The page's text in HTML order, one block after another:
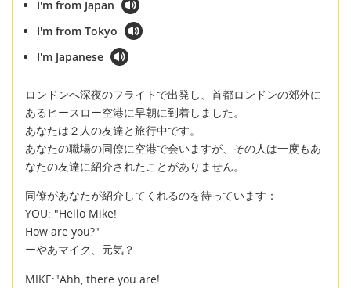
I'm from Japan
I'm from Tokyo
I'm Japanese
ロンドンへ深夜のフライトで出発し、首都ロンドンの郊外に
あるヒースロー空港に早朝に到着しました。
あなたは２人の友達と旅行中です。
あなたの職場の同僚に空港で会いますが、その人は一度もあ
なたの友達に紹介されたことがありません。
同僚があなたが紹介してくれるのを待っています：
YOU: "Hello Mike!
How are you?"
ーやあマイク、元気？
MIKE:"Ahh, there you are!